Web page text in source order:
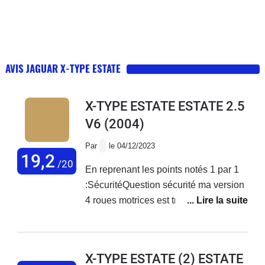
AVIS JAGUAR X-TYPE ESTATE
19,2 /20
X-TYPE ESTATE ESTATE 2.5
V6 (2004)
Par le 04/12/2023
En reprenant les points notés 1 par 1
:SécuritéQuestion sécurité ma version
4 roues motrices est très rassurante
parfaitement le parquet et quand elle
crabe et se rattrape extrêmement
X-TYPE ESTATE (2) ESTATE